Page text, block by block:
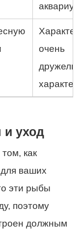
аквариум.
очень
и уход
как
ваших
эти рыбы
поэтому
должным